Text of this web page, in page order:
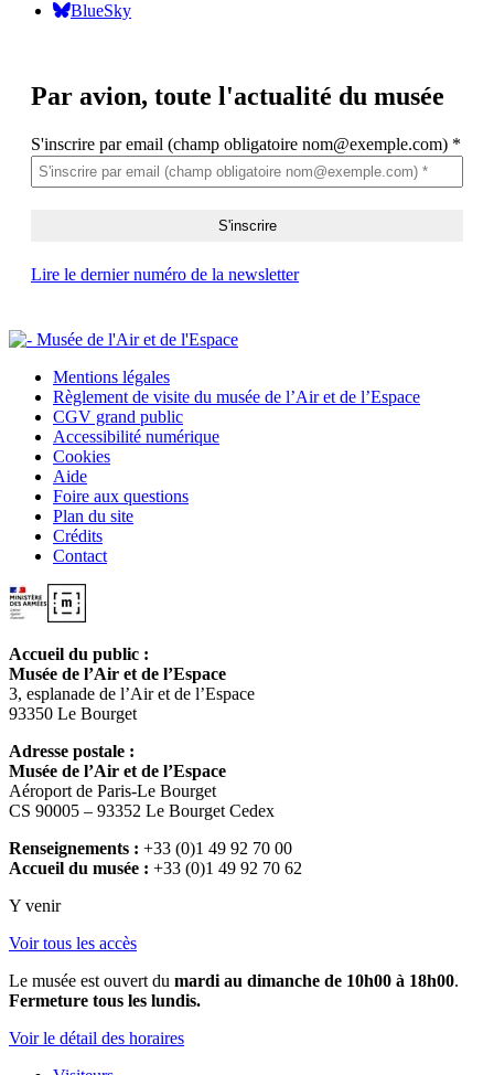
BlueSky
Par avion, toute l'actualité du musée
S'inscrire par email (champ obligatoire nom@exemple.com) *
Lire le dernier numéro de la newsletter
Mentions légales
Règlement de visite du musée de l’Air et de l’Espace
CGV grand public
Accessibilité numérique
Cookies
Aide
Foire aux questions
Plan du site
Crédits
Contact
Accueil du public :
Musée de l’Air et de l’Espace
3, esplanade de l’Air et de l’Espace
93350 Le Bourget
Adresse postale :
Musée de l’Air et de l’Espace
Aéroport de Paris-Le Bourget
CS 90005 – 93352 Le Bourget Cedex
Renseignements : +33 (0)1 49 92 70 00
Accueil du musée : +33 (0)1 49 92 70 62
Y venir
Voir tous les accès
Le musée est ouvert du mardi au dimanche de 10h00 à 18h00.
Fermeture tous les lundis.
Voir le détail des horaires